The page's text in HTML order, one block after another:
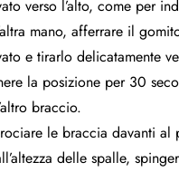
verso l’alto, come per
mano, afferrare il
e tirarlo delicatamente
la posizione per 30
braccio.
le braccia davanti al
delle spalle,